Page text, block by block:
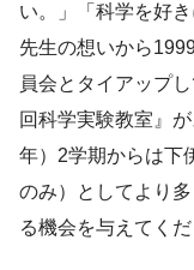
い。」「科学を好
先生の想いから
員会とタイアップ
回科学実験教室』
年）2学期からは下
のみ）としてより
る機会を与えてくだ